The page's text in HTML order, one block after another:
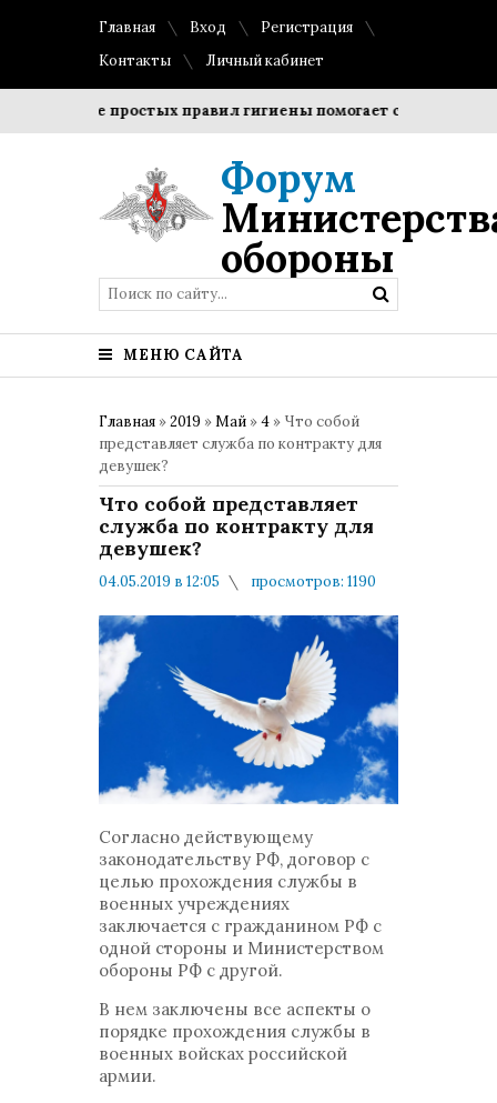
Главная Вход
Регистрация
Контакты
Личный кабинет
простых правил гигиены помогает сохранить
Форум
обороны
МЕНЮ САЙТА
Главная »2019 »Май »4 » Что собой
представляет служба по контракту для
девушек?
Что собой представляет
служба по контракту для
девушек?
04.05.2019 в 12:05
просмотров: 1190
Согласно действующему
законодательству РФ, договор с
целью прохождения службы в
военных учреждениях
заключается с гражданином РФ с
одной стороны и Министерством
обороны РФ с другой.
В нем заключены все аспекты о
порядке прохождения службы в
военных войсках российской
армии.